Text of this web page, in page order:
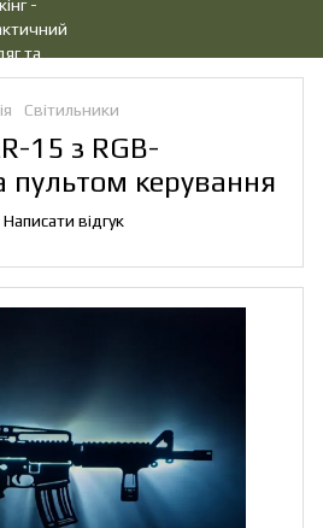
Світильники
15 з RGB-
пультом керування
Написати відгук